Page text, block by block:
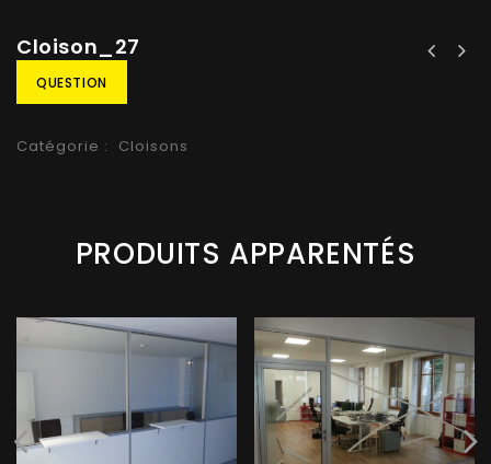
Cloison_27
QUESTION
Catégorie : Cloisons
PRODUITS APPARENTÉS